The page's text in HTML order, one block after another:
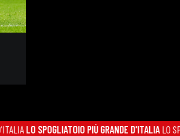
SPOGLIATOIO PIÙ GRANDE D'ITALIALO